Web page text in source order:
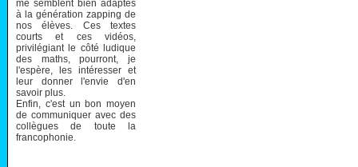
me semblent bien adaptés
à la génération zapping de
nos élèves. Ces textes
courts et ces vidéos,
privilégiant le côté ludique
des maths, pourront, je
l'espère, les intéresser et
leur donner l'envie d'en
savoir plus.
Enfin, c'est un bon moyen
de communiquer avec des
collègues de toute la
francophonie.